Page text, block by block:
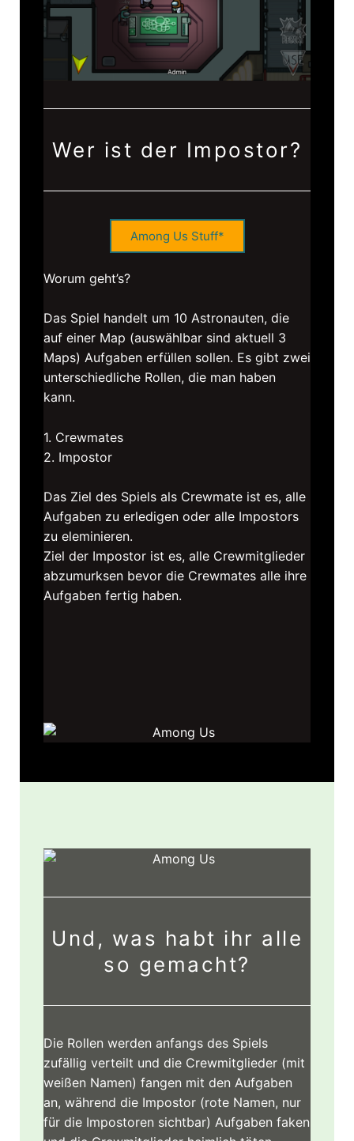
Wer ist der Impostor?
Among Us Stuff*
Worum geht’s?
Das Spiel handelt um 10 Astronauten, die
auf einer Map (auswählbar sind aktuell 3
Maps) Aufgaben erfüllen sollen. Es gibt zwei
unterschiedliche Rollen, die man haben
kann.
1. Crewmates
2. Impostor
Das Ziel des Spiels als Crewmate ist es, alle
Aufgaben zu erledigen oder alle Impostors
zu eleminieren.
Ziel der Impostor ist es, alle Crewmitglieder
abzumurksen bevor die Crewmates alle ihre
Aufgaben fertig haben.
Und, was habt ihr alle
so gemacht?
Die Rollen werden anfangs des Spiels
zufällig verteilt und die Crewmitglieder (mit
weißen Namen) fangen mit den Aufgaben
an, während die Impostor (rote Namen, nur
für die Impostoren sichtbar) Aufgaben faken